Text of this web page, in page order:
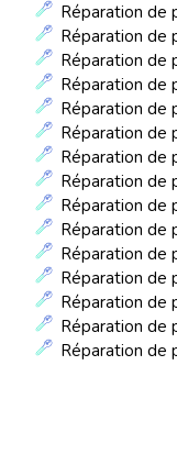
Réparation de
Réparation de
Réparation de
Réparation de
Réparation de
Réparation de
Réparation de
Réparation de
Réparation de
Réparation de
Réparation de
Réparation de
Réparation de
Réparation de
Réparation de